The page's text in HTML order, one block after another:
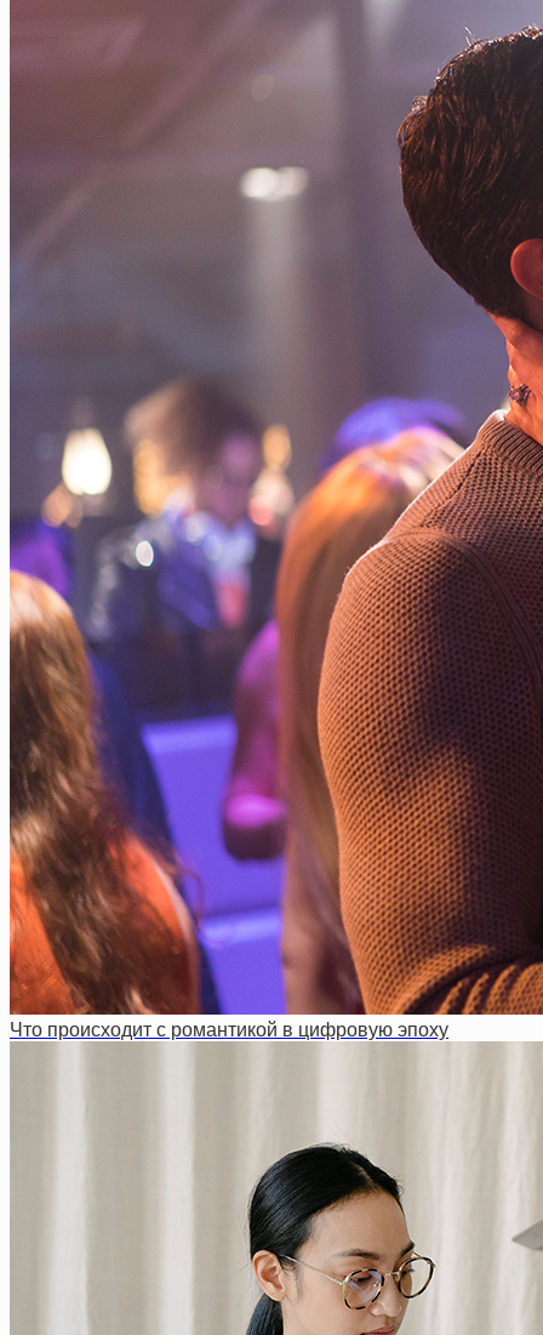
Что происходит с романтикой в цифровую эпоху